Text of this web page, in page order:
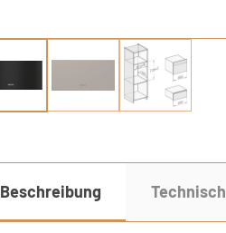
Beschreibung